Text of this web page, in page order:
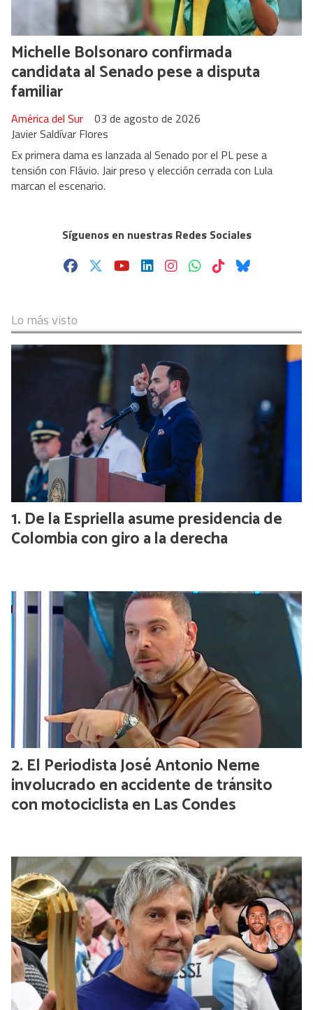
Michelle Bolsonaro confirmada
candidata al Senado pese a disputa
familiar
Javier Saldívar Flores
América del Sur 03 de agosto de 2026
Ex primera dama es lanzada al Senado por el PL pese a
tensión con Flávio. Jair preso y elección cerrada con Lula
marcan el escenario.
Síguenos en nuestras Redes Sociales
Lo más visto
De la Espriella asume presidencia de
Colombia con giro a la derecha
El Periodista José Antonio Neme
involucrado en accidente de tránsito
con motociclista en Las Condes